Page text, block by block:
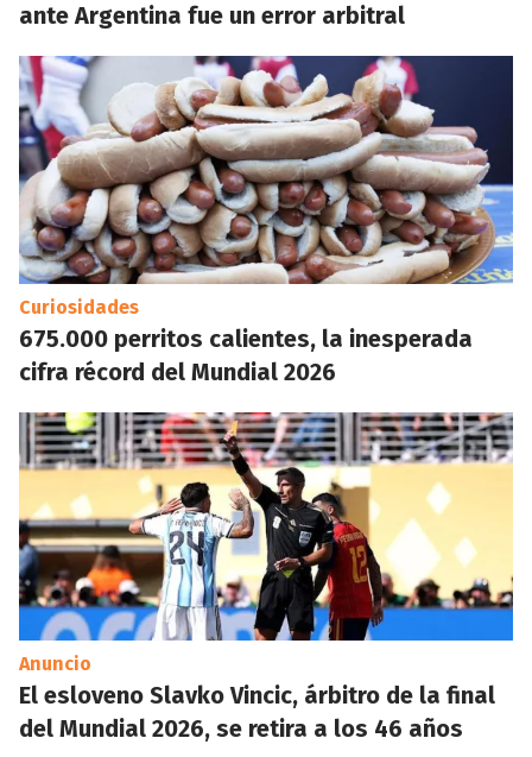
ante Argentina fue un error arbitral
Curiosidades
675.000 perritos calientes, la inesperada
cifra récord del Mundial 2026
Anuncio
El esloveno Slavko Vincic, árbitro de la final
del Mundial 2026, se retira a los 46 años